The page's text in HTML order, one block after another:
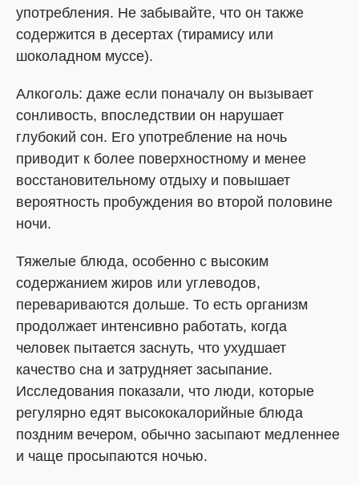
употребления. Не забывайте, что он также
содержится в десертах (тирамису или
шоколадном муссе).
Алкоголь: даже если поначалу он вызывает
сонливость, впоследствии он нарушает
глубокий сон. Его употребление на ночь
приводит к более поверхностному и менее
восстановительному отдыху и повышает
вероятность пробуждения во второй половине
ночи.
Тяжелые блюда, особенно с высоким
содержанием жиров или углеводов,
перевариваются дольше. То есть организм
продолжает интенсивно работать, когда
человек пытается заснуть, что ухудшает
качество сна и затрудняет засыпание.
Исследования показали, что люди, которые
регулярно едят высококалорийные блюда
поздним вечером, обычно засыпают медленнее
и чаще просыпаются ночью.